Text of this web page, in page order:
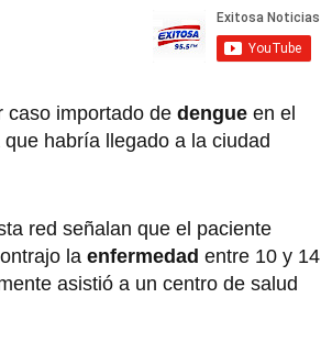
caso importado de dengue en el
habría llegado a la ciudad
red señalan que el paciente
la enfermedad entre 10 y 14
asistió a un centro de salud